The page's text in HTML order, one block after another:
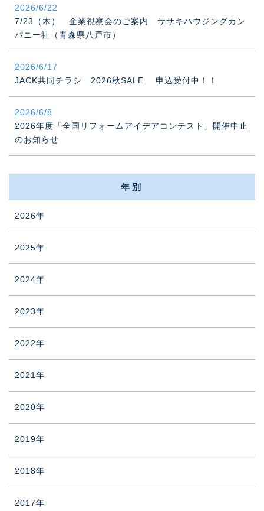
2026/6/22
7/23（木） 企業視察会のご案内 ササキハウジングカン
パニー社（青森県八戸市）
2026/6/17
JACK共同チラシ 2026秋SALE 申込受付中！！
2026/6/8
2026年度「全国リフォームアイデアコンテスト」開催中止
のお知らせ
年別
2026年
2025年
2024年
2023年
2022年
2021年
2020年
2019年
2018年
2017年